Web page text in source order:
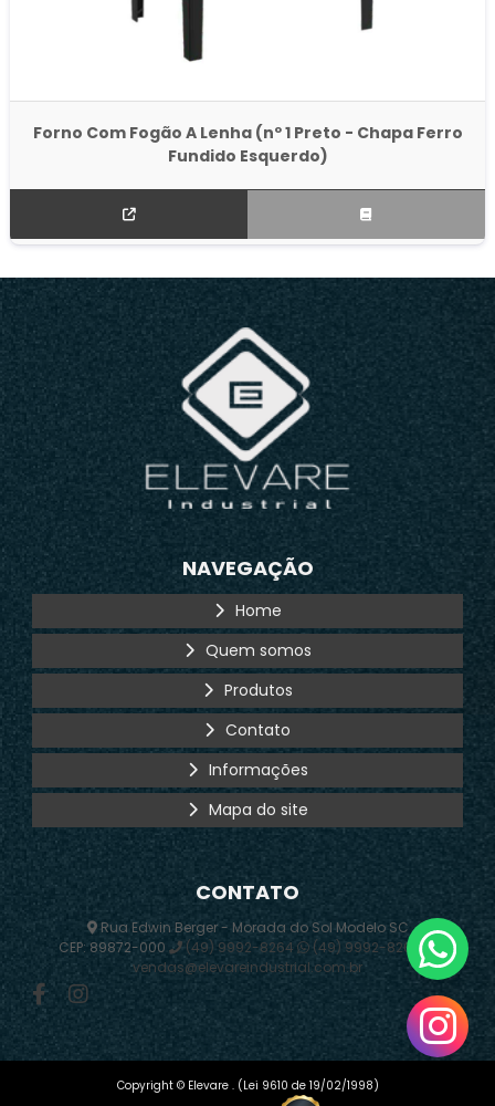
Forno Com Fogão A Lenha (nº 1 Preto - Chapa Ferro
Fundido Esquerdo)
NAVEGAÇÃO
Home
Quem somos
Produtos
Contato
Informações
Mapa do site
CONTATO
Rua Edwin Berger - Morada do Sol Modelo SC
CEP: 89872-000
(49) 9992-8264
(49) 9992-8264
vendas@elevareindustrial.com.br
Copyright © Elevare . (Lei 9610 de 19/02/1998)